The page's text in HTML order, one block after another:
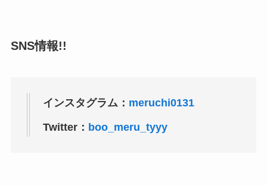
SNS情報!!
インスタグラム： meruchi0131
Twitter： boo_meru_tyyy